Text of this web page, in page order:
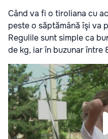
Când va fi o tiroliana cu
peste o săptămână îşi va
Regulile sunt simple ca
de kg, iar în buzunar între